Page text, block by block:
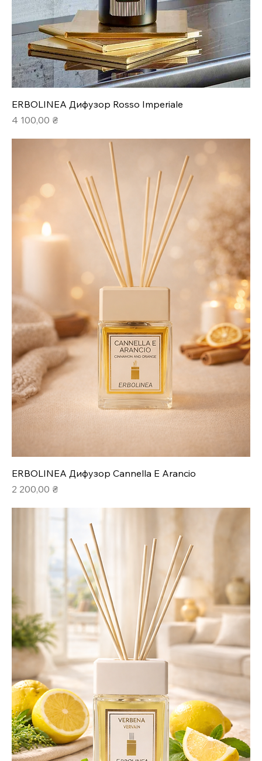
ERBOLINEA Дифузор Rosso Imperiale
Ціна
4 100,00 ₴
ERBOLINEA Дифузор Cannella E Arancio
Ціна
2 200,00 ₴